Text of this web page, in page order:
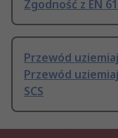
Zgodność z EN
Przewód
Przewód
SCS